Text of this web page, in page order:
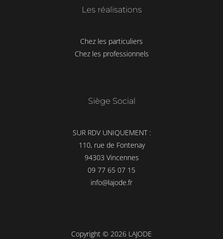
Les réalisations
Chez les particuliers
Chez les professionnels
Siège Social
SUR RDV UNIQUEMENT :
110, rue de Fontenay
94303 Vincennes
09 77 65 07 15
info@lajode.fr
Copyright © 2026 LAJODE